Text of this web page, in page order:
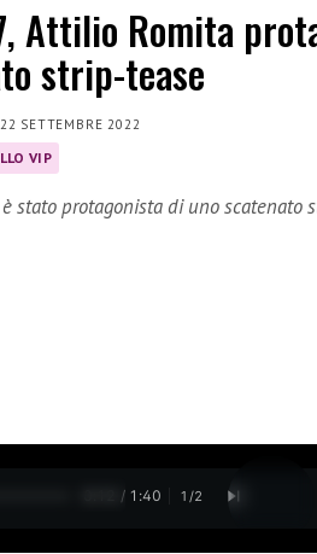
Attilio Romita
strip-tease
22 SETTEMBRE 2022
VIP
stato protagonista di uno scatenato
0:13 / 1:40 1 /2